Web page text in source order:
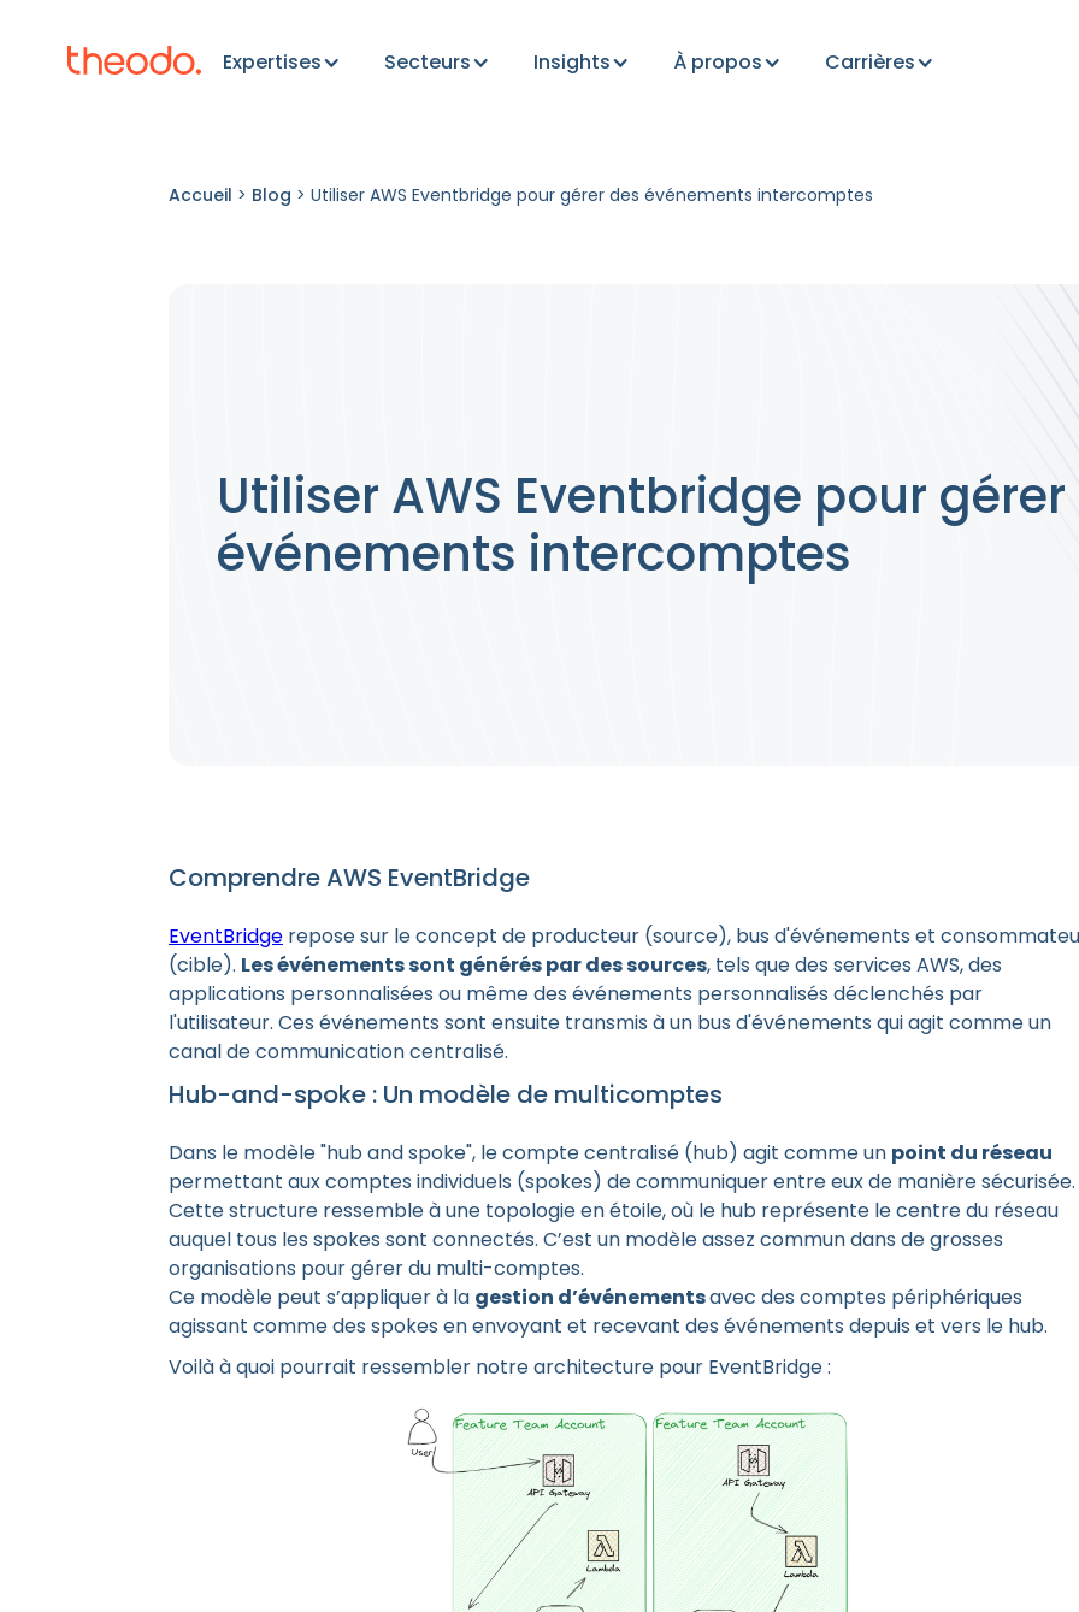
Expertises Secteurs Insights À propos Carrières
Accueil > Blog > Utiliser AWS Eventbridge pour gérer des événements intercomptes
Utiliser AWS Eventbridge pour
événements intercomptes
Comprendre AWS EventBridge
EventBridge repose sur le concept de producteur (source), bus d'événements et
(cible). Les événements sont générés par des sources, tels que des services AWS, des
applications personnalisées ou même des événements personnalisés déclenchés par
l'utilisateur. Ces événements sont ensuite transmis à un bus d'événements qui agit comme un
canal de communication centralisé.
Hub-and-spoke : Un modèle de multicomptes
Dans le modèle "hub and spoke", le compte centralisé (hub) agit comme un point du réseau
permettant aux comptes individuels (spokes) de communiquer entre eux de manière sécurisée.
Cette structure ressemble à une topologie en étoile, où le hub représente le centre du réseau
auquel tous les spokes sont connectés. C’est un modèle assez commun dans de grosses
organisations pour gérer du multi-comptes.
Ce modèle peut s’appliquer à la gestion d’événementsavec des comptes périphériques
agissant comme des spokes en envoyant et recevant des événements depuis et vers le hub.
Voilà à quoi pourrait ressembler notre architecture pour EventBridge :